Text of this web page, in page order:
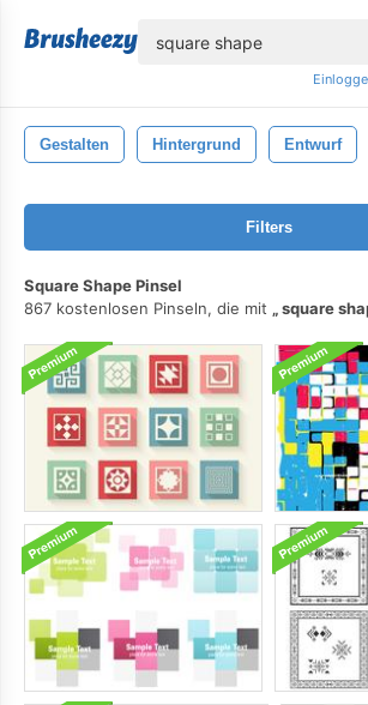
Gestalten Hintergrund Entwurf
Filters
Square Shape Pinsel
867 kostenlosen Pinseln, die mit
square